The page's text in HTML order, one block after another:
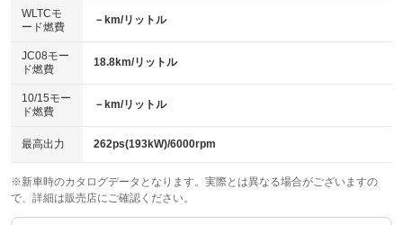
センターデフロック
：装備なし
電動格納ミラー
：装備あり
エアロ
：装備なし
：装備なし
パワーシート
ベンチシート
：装備なし
チップアップシート
：装備なし
：装備なし ：装備あり
ウォークスルー
：装備なし
WLTCモ
ード燃費
－km/リットル
JC08モー
ド燃費
18.8km/リットル
10/15モー
ド燃費
－km/リットル
最高出力 262ps(193kW)/6000rpm
※新車時のカタログデータとなります。実際とは異なる場合がございますの
で、詳細は販売店にご確認ください。